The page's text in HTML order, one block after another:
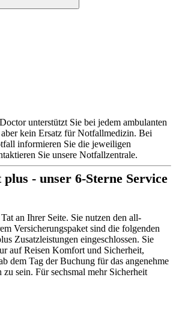
unterstützt Sie bei jedem ambulanten
kein Ersatz für Notfallmedizin. Bei
informieren Sie die jeweiligen
Sie unsere Notfallzentrale.
- unser 6-Sterne Service
an Ihrer Seite. Sie nutzen den all-
Versicherungspaket sind die folgenden
Zusatzleistungen eingeschlossen. Sie
auf Reisen Komfort und Sicherheit,
dem Tag der Buchung für das angenehme
sein. Für sechsmal mehr Sicherheit